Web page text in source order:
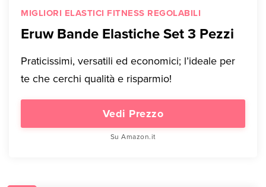
MIGLIORI ELASTICI FITNESS REGOLABILI
Eruw Bande Elastiche Set 3 Pezzi
Praticissimi, versatili ed economici; l’ideale per
te che cerchi qualità e risparmio!
Vedi Prezzo
Su Amazon.it